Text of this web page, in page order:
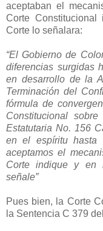
aceptaban el
Corte
Corte lo señalara:
“El Gobierno de
diferencias surgidas
en desarrollo de la
Terminación del
fórmula de
Constitucional
Estatutaria No. 156
en el espíritu hasta
aceptamos el
Corte indique y en
señale”
Pues bien, la Corte
la Sentencia C 379